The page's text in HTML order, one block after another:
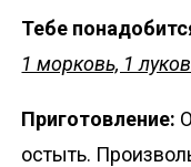
Тебе
1 морковь, 1
Приготовление:
остыть.